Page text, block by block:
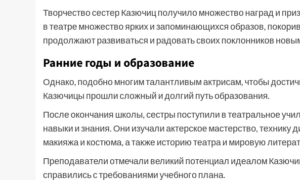
Творчество сестер Казючиц получило множество наград и
в театре множество ярких и запоминающихся образов,
продолжают развиваться и радовать своих поклонников
Ранние годы и образование
Однако, подобно многим талантливым актрисам, чтобы
Казючицы прошли сложный и долгий путь образования.
После окончания школы, сестры поступили в театральное
навыки и знания. Они изучали актерское мастерство, технику
макияжа и костюма, а также историю театра и мировую
Преподаватели отмечали великий потенциал идеалом
справились с требованиями учебного плана.